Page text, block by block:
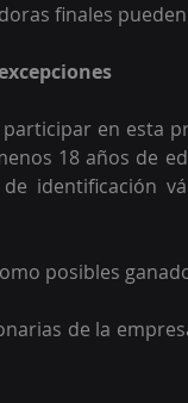
finales
en esta
18 años de
identificación
posibles
de la